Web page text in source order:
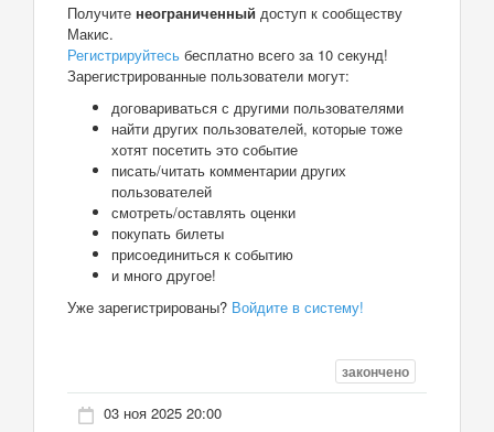
Получите неограниченный доступ к сообществу
Макис.
Регистрируйтесь бесплатно всего за 10 секунд!
Зарегистрированные пользователи могут:
договариваться с другими пользователями
найти других пользователей, которые тоже
хотят посетить это событие
писать/читать комментарии других
пользователей
смотреть/оставлять оценки
покупать билеты
присоединиться к событию
и много другое!
Уже зарегистрированы? Войдите в систему!
закончено
03 ноя 2025 20:00